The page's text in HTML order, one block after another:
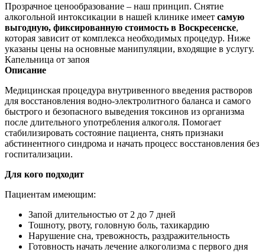
Прозрачное ценообразование – наш принцип. Снятие
алкогольной интоксикации в нашей клинике имеет самую
выгодную, фиксированную стоимость в Воскресенске,
которая зависит от комплекса необходимых процедур. Ниже
указаны цены на основные манипуляции, входящие в услугу.
Капельница от запоя
Описание
Медицинская процедура внутривенного введения растворов
для восстановления водно-электролитного баланса и самого
быстрого и безопасного выведения токсинов из организма
после длительного употребления алкоголя. Помогает
стабилизировать состояние пациента, снять признаки
абстинентного синдрома и начать процесс восстановления без
госпитализации.
Для кого подходит
Пациентам имеющим:
Запой длительностью от 2 до 7 дней
Тошноту, рвоту, головную боль, тахикардию
Нарушение сна, тревожность, раздражительность
Готовность начать лечение алкоголизма с первого дня